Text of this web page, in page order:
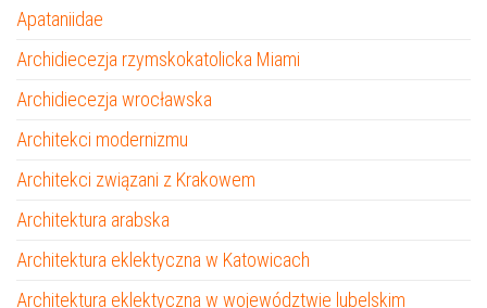
Apataniidae
Archidiecezja rzymskokatolicka Miami
Archidiecezja wrocławska
Architekci modernizmu
Architekci związani z Krakowem
Architektura arabska
Architektura eklektyczna w Katowicach
Architektura eklektyczna w województwie lubelskim